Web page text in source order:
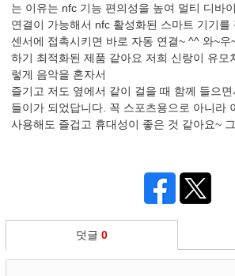
는 이유는 nfc 기능 편의성을 높여 멀티 디바
연결이 가능해서 nfc 활성화된 스마트 기기
센서에 접촉시키면 바로 자동 연결~ ^^ 와~우
하기 최적화된 제품 같아요 저희 신랑이 유모
렇게 음악을 혼자서
즐기고 저도 옆에서 같이 걸을 때 함께 들으
들이가 되었답니다. 꼭 스포츠용으로 아니라
사용해도 즐겁고 휴대성이 좋은 것 같아요~
덧글 0